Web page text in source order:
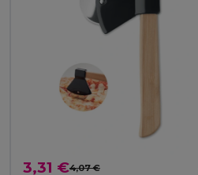
3,31 €4,07 €